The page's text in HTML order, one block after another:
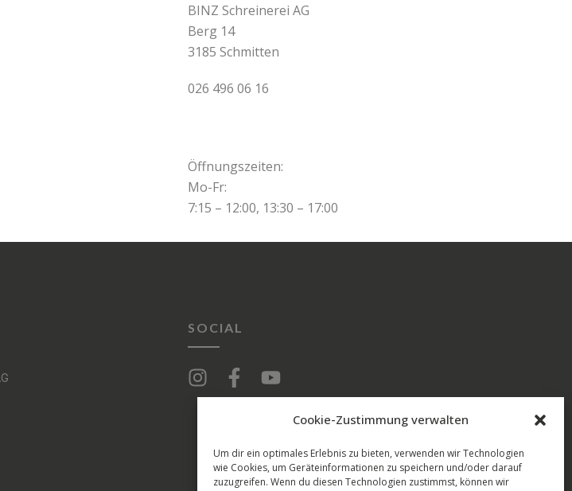
Cookie-Zustimmung verwalten
Um dir ein optimales Erlebnis zu bieten, verwenden wir Technologien
wie Cookies, um Geräteinformationen zu speichern und/oder darauf
zuzugreifen. Wenn du diesen Technologien zustimmst, können wir
BINZ Schreinerei AG
Berg 14
3185 Schmitten
026 496 06 16
Öffnungszeiten:
Mo-Fr:
7:15 – 12:00, 13:30 – 17:00
SOCIAL